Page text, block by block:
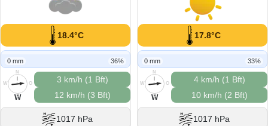
18.4°C
0 mm 36%
N
O
S
W
W
3 km/h (1 Bft)
12 km/h (3 Bft)
1017 hPa
17.8°C
0 mm 33%
N
O
S
W
W
4 km/h (1 Bft)
10 km/h (2 Bft)
1017 hPa